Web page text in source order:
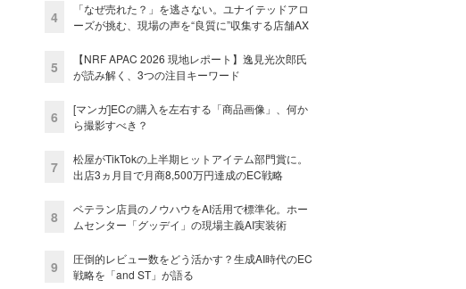
4
「なぜ売れた？」を逃さない。ユナイテッドアロ
ーズが挑む、現場の声を“良質に”収集する店舗AX
5
【NRF APAC 2026 現地レポート】逸見光次郎氏
が読み解く、3つの注目キーワード
6
[マンガ]ECの購入を左右する「商品画像」、何か
ら撮影すべき？
7
松屋がTikTokの上半期ヒットアイテム部門賞に。
出店3ヵ月目で月商8,500万円達成のEC戦略
8
ベテラン店員のノウハウをAI活用で標準化。ホー
ムセンター「グッデイ」の現場主義AI実装術
9
圧倒的レビュー数をどう活かす？生成AI時代のEC
戦略を「and ST」が語る